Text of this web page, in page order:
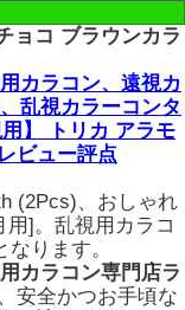
ョコ ブラウンカラ
カラコン、遠視カ
乱視カラーコンタ
】 トリカ アラモ
ビュー評点
(2Pcs)、おしゃれ
]。乱視用カラコ
ります。
カラコン専門店ラ
安全かつお手頃な